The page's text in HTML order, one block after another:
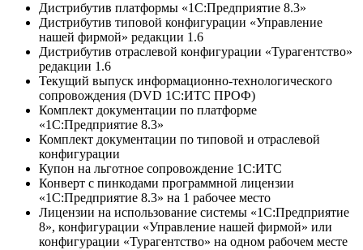
Дистрибутив платформы «1С:Предприятие 8.3»
Дистрибутив типовой конфигурации «Управление
нашей фирмой» редакции 1.6
Дистрибутив отраслевой конфигурации «Турагентство»
редакции 1.6
Текущий выпуск информационно-технологического
сопровождения (DVD 1С:ИТС ПРОФ)
Комплект документации по платформе
«1С:Предприятие 8.3»
Комплект документации по типовой и отраслевой
конфигурации
Купон на льготное сопровождение 1С:ИТС
Конверт с пинкодами программной лицензии
«1С:Предприятие 8.3» на 1 рабочее место
Лицензии на использование системы «1С:Предприятие
8», конфигурации «Управление нашей фирмой» или
конфигурации «Турагентство» на одном рабочем месте